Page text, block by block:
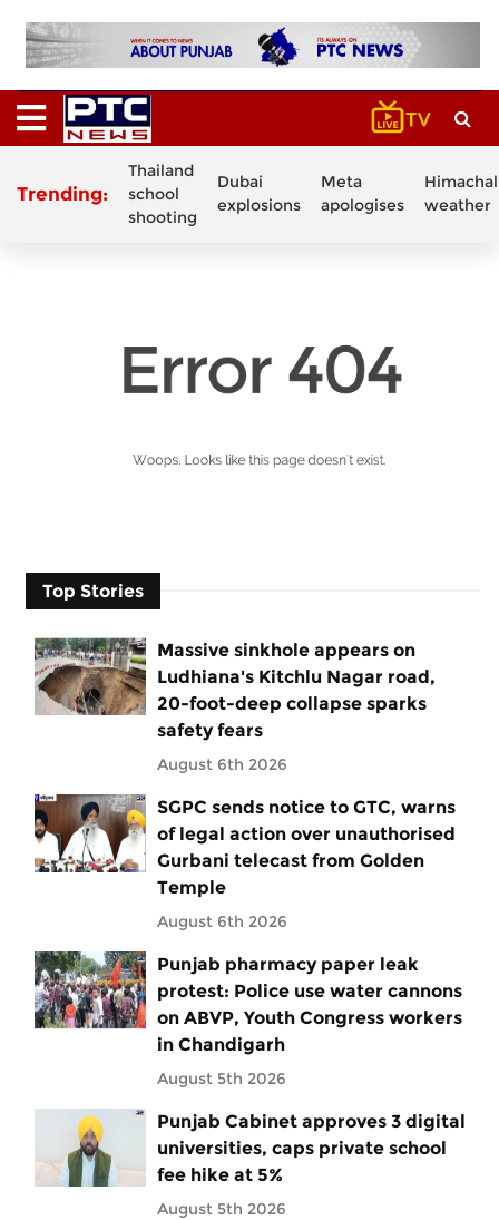
Trending:
Thailand
school
shooting
Dubai
explosions
Meta
apologises
Himachal
weather
Top Stories
Massive sinkhole appears on
Ludhiana's Kitchlu Nagar road,
20-foot-deep collapse sparks
safety fears
August 6th 2026
SGPC sends notice to GTC, warns
of legal action over unauthorised
Gurbani telecast from Golden
Temple
August 6th 2026
Punjab pharmacy paper leak
protest: Police use water cannons
on ABVP, Youth Congress workers
in Chandigarh
August 5th 2026
Punjab Cabinet approves 3 digital
universities, caps private school
fee hike at 5%
August 5th 2026